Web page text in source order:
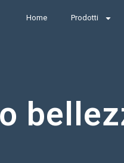
Home Prodotti